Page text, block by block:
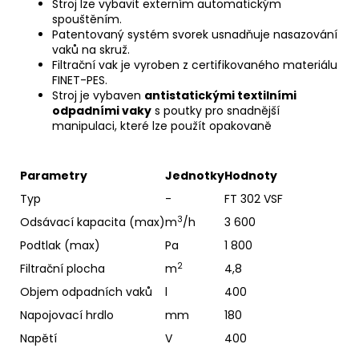
Stroj lze vybavit externím automatickým
spouštěním.
Patentovaný systém svorek usnadňuje nasazování
vaků na skruž.
Filtrační vak je vyroben z certifikovaného materiálu
FINET-PES.
Stroj je vybaven antistatickými textilními
odpadními vaky s poutky pro snadnější
manipulaci, které lze použít opakovaně
Parametry JednotkyHodnoty
Typ
-
FT 302 VSF
Odsávací kapacita (max)m3/h
3 600
Podtlak (max)
Pa
1 800
Filtrační plocha
m2
4,8
Objem odpadních vaků
l
400
Napojovací hrdlo
mm
180
Napětí
V
400